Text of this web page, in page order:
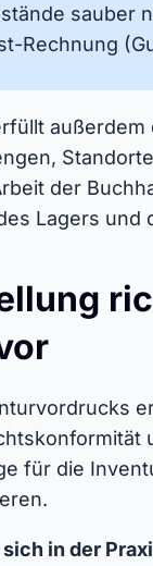
sauber
Rechnung
der
Lagers und
für die
in der